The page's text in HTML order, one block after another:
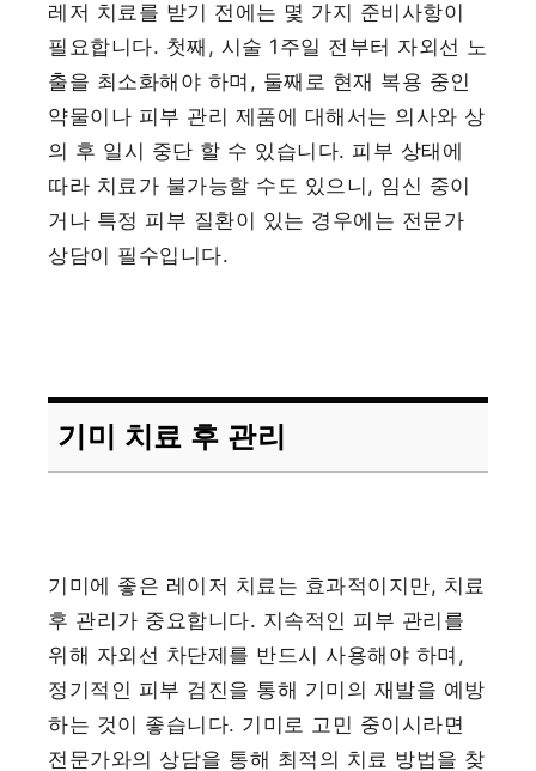
레저 치료를 받기 전에는 몇 가지 준비사항이
필요합니다. 첫째, 시술 1주일 전부터 자외선 노
출을 최소화해야 하며, 둘째로 현재 복용 중인
약물이나 피부 관리 제품에 대해서는 의사와 상
의 후 일시 중단 할 수 있습니다. 피부 상태에
따라 치료가 불가능할 수도 있으니, 임신 중이
거나 특정 피부 질환이 있는 경우에는 전문가
상담이 필수입니다.
기미 치료 후 관리
기미에 좋은 레이저 치료는 효과적이지만, 치료
후 관리가 중요합니다. 지속적인 피부 관리를
위해 자외선 차단제를 반드시 사용해야 하며,
정기적인 피부 검진을 통해 기미의 재발을 예방
하는 것이 좋습니다. 기미로 고민 중이시라면
전문가와의 상담을 통해 최적의 치료 방법을 찾